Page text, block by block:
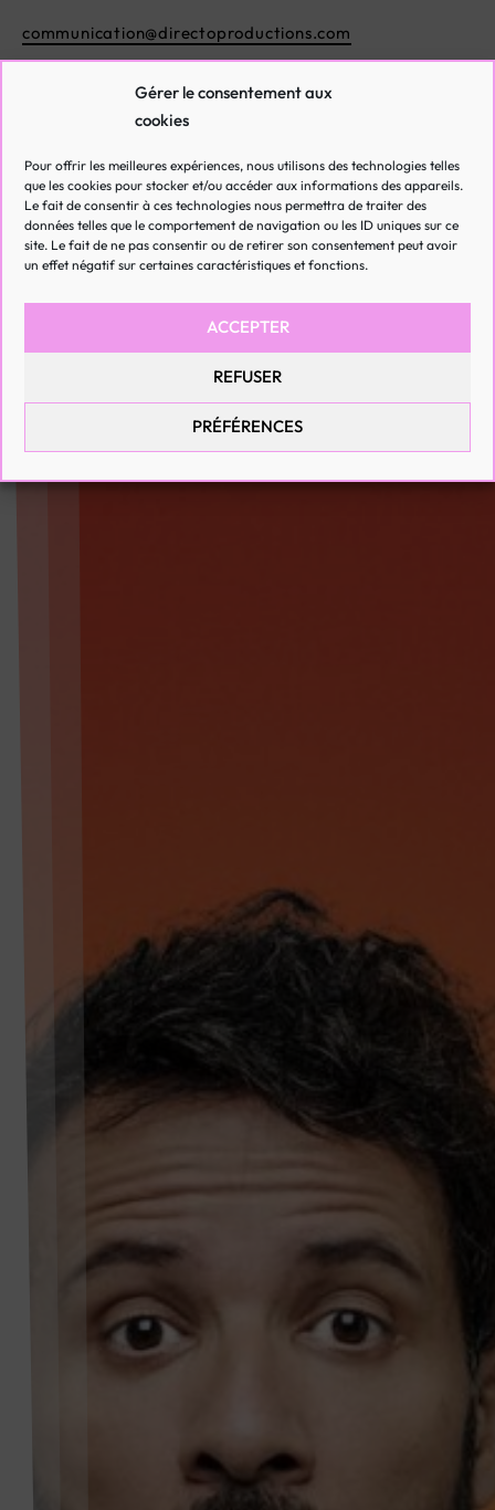
Gérer le consentement aux
cookies
Pour offrir les meilleures expériences, nous utilisons des technologies telles
que les cookies pour stocker et/ou accéder aux informations des appareils.
Le fait de consentir à ces technologies nous permettra de traiter des
données telles que le comportement de navigation ou les ID uniques sur ce
site. Le fait de ne pas consentir ou de retirer son consentement peut avoir
un effet négatif sur certaines caractéristiques et fonctions.
ACCEPTER
REFUSER
PRÉFÉRENCES
communication@directoproductions.com
s.marsalla@directoproductions.com